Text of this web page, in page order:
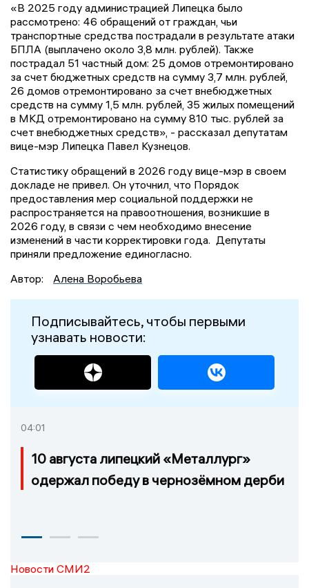
«В 2025 году администрацией Липецка было
рассмотрено: 46 обращений от граждан, чьи
транспортные средства пострадали в результате атаки
БПЛА (выплачено около 3,8 млн. рублей). Также
пострадал 51 частный дом: 25 домов отремонтировано
за счет бюджетных средств на сумму 3,7 млн. рублей,
26 домов отремонтировано за счет внебюджетных
средств на сумму 1,5 млн. рублей, 35 жилых помещений
в МКД отремонтировано на сумму 810 тыс. рублей за
счет внебюджетных средств», - рассказал депутатам
вице-мэр Липецка Павел Кузнецов.
Статистику обращений в 2026 году вице-мэр в своем
докладе не привел. Он уточнил, что Порядок
предоставления мер социальной поддержки не
распространяется на правоотношения, возникшие в
2026 году, в связи с чем необходимо внесение
изменений в части корректировки года. Депутаты
приняли предложение единогласно.
Автор:
Алена Воробьева
Подписывайтесь, чтобы первыми
узнавать новости:
04:01
10 августа липецкий «Металлург»
одержал победу в чернозёмном дерби
Новости СМИ2